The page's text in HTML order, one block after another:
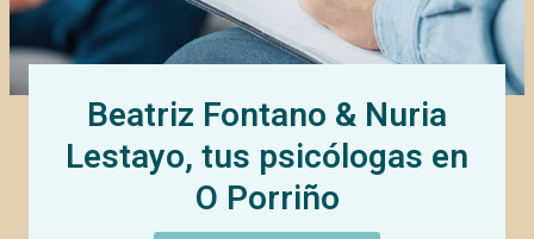
Beatriz Fontano & Nuria
Lestayo, tus psicólogas en
O Porriño